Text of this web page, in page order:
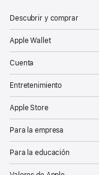
Descubrir y comprar
Apple Wallet
Cuenta
Entretenimiento
Apple Store
Para la empresa
Para la educación